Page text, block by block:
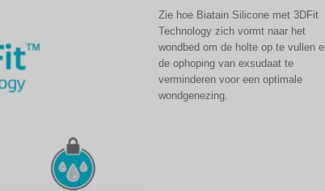
Zie hoe Biatain Silicone met 3DFit
Technology zich vormt naar het
wondbed om de holte op te vullen
de ophoping van exsudaat te
verminderen voor een optimale
wondgenezing.